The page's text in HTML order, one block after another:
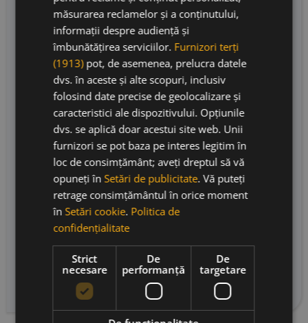
Valea Douro. Fructul a fost călcat cu picioarele
în lagares în pivnița din Vale de Mendiz.
Învechirea a avut loc în butoaie de 550 L la Vila
Nova de Gaia. La Niepoort, se îmbuteliaza
Colheita după o perioadă minimă de maturare
de 10 ani, dar vintage 2003 a fost învechit și mai
mult datorită calității excelente a vinului și
potențialului său de învechire. Prima
îmbuteliere a avut loc în aprilie 2023. Culoarea
este frumoasa, cu tonuri de portocaliu si
cărămiziu si o profunzime buna. Nasul
dezvăluie un vin maturat, datorită învechirii în
pipas (butoaie de stejar vechi). Are note de
cirese, caise, coaja de portocala, caramel,
condimente integrate cu note fumurii. Gustul
este marcat de o aciditate vibrantă, structură și
un final picant nesfârșit.
măsurarea reclamelor și a conținutului,
informații despre audiență și
îmbunătățirea serviciilor. Furnizori terți
(1913)pot, de asemenea, prelucra datele
dvs. în aceste și alte scopuri, inclusiv
folosind date precise de geolocalizare și
caracteristici ale dispozitivului. Opțiunile
dvs. se aplică doar acestui site web. Unii
furnizori se pot baza pe interes legitim în
loc de consimțământ; aveți dreptul să vă
opuneți în Setări de publicitate. Vă puteți
retrage consimțământul în orice moment
în Setări cookie. Politica de
confidențialitate
Strict
necesare
De
performanță
De
targetare